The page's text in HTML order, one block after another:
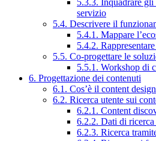
5.3.3. Inquadrare
servizio
5.4. Descrivere il
5.4.1. Mappare
5.4.2.
5.5. Co-progettare le
5.5.1. Workshop di
6. Progettazione dei contenuti
6.1. Cos’è il content design
6.2. Ricerca utente sui
6.2.1. Content
6.2.2. Dati di
6.2.3. Ricerca